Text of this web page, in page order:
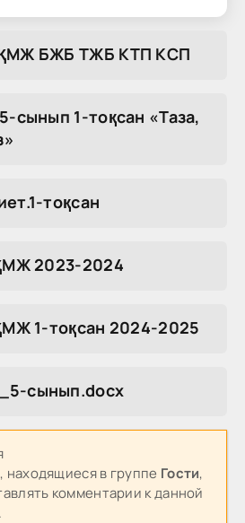
БЖБ TЖБ KTП KCП
сынып 1-тоқсан «Таза,
тоқсан
2023-2024
1-тоқсан 2024-2025
сынып.docx
находящиеся в группе Гости,
комментарии к данной